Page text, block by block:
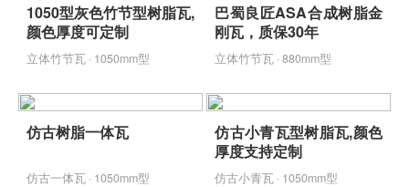
1050型灰色竹节型树脂瓦,
颜色厚度可定制
立体竹节瓦 · 1050mm型
巴蜀良匠ASA合成树脂金
刚瓦，质保30年
立体竹节瓦 · 880mm型
仿古树脂一体瓦
仿古一体瓦 · 1050mm型
仿古小青瓦型树脂瓦,颜色
厚度支持定制
仿古小青瓦 · 1050mm型